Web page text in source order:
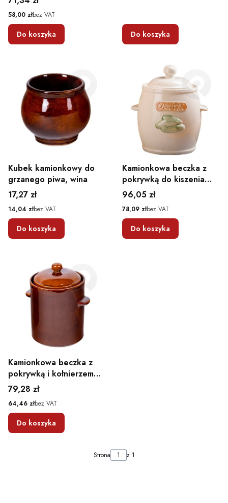
KAMIONKA KRYSTYNKA
2L
Cena
58,00 złbez VAT
Do koszyka Do koszyka
Kubek kamionkowy do
grzanego piwa, wina
Cena
17,27 zł
Cena
14,04 złbez VAT
Do koszyka
Kamionkowa beczka z
pokrywką do kiszenia
kremowa 3L
Cena
96,05 zł
Cena
78,09 złbez VAT
Do koszyka
Kamionkowa beczka z
pokrywką i kołnierzem
do kiszenia 2,5L
Cena
79,28 zł
Cena
64,46 złbez VAT
Do koszyka
Strona z 1